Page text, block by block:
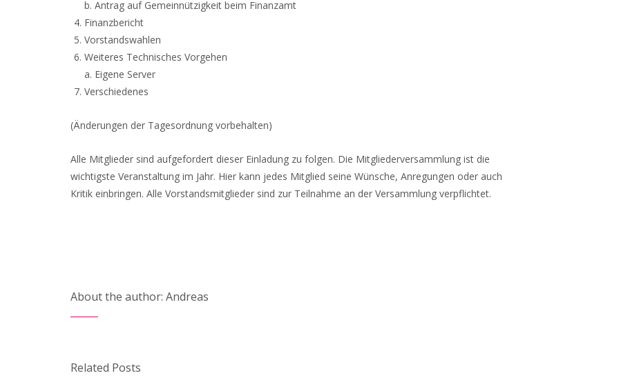
b. Antrag auf Gemeinnützigkeit beim Finanzamt
Finanzbericht
Vorstandswahlen
Weiteres Technisches Vorgehen
a. Eigene Server
Verschiedenes
(Änderungen der Tagesordnung vorbehalten)
Alle Mitglieder sind aufgefordert dieser Einladung zu folgen. Die Mitgliederversammlung ist die
wichtigste Veranstaltung im Jahr. Hier kann jedes Mitglied seine Wünsche, Anregungen oder auch
Kritik einbringen. Alle Vorstandsmitglieder sind zur Teilnahme an der Versammlung verpflichtet.
About the author: Andreas
Related Posts